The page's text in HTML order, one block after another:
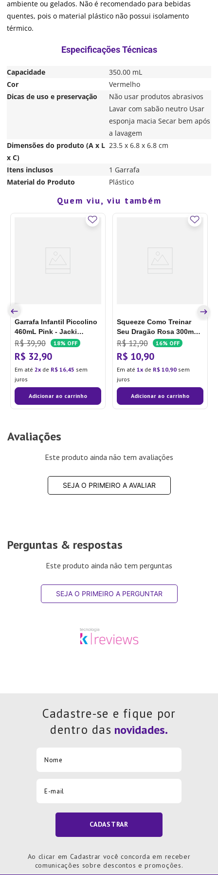
ambiente ou gelados. Não é recomendado para bebidas
quentes, pois o material plástico não possui isolamento
térmico.
Capacidade
350.00 mL
Cor
Vermelho
Dicas de uso e preservação
Não usar produtos abrasivos
Lavar com sabão neutro Usar
esponja macia Secar bem após
a lavagem
Dimensões do produto (A x L
x C)
23.5 x 6.8 x 6.8 cm
Itens inclusos
1 Garrafa
Material do Produto
Plástico
Quem viu, viu também
Garrafa Infantil Piccolino
460mL Pink - Jacki
Design
R$ 39,90 18% OFF
R$ 32,90
Em até 2 de R$ 16,45 sem
juros
Adicionar ao carrinho
Squeeze Como Treinar
Seu Dragão Rosa 300mL -
Tiba
R$ 12,90 16% OFF
R$ 10,90
Em até 1 de R$ 10,90 sem
juros
Adicionar ao carrinho
Avaliações
Este produto ainda não tem avaliações
SEJA O PRIMEIRO A AVALIAR
Perguntas & respostas
Este produto ainda não tem perguntas
SEJA O PRIMEIRO A PERGUNTAR
Cadastre-se e fique por
dentro das
CADASTRAR
Ao clicar em Cadastrar você concorda em receber
comunicações sobre descontos e promoções.